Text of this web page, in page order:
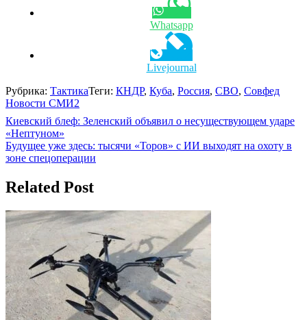
Whatsapp
Livejournal
Рубрика: ТактикаТеги: КНДР, Куба, Россия, СВО, Совфед
Новости СМИ2
Навигация
по
записям
Киевский блеф: Зеленский объявил о несуществующем ударе
«Нептуном»
Будущее уже здесь: тысячи «Торов» с ИИ выходят на охоту в
зоне спецоперации
Related Post